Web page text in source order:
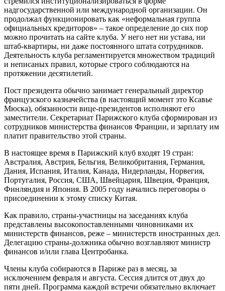
надгосударственной или международной организации. Он
продолжал функционировать как «неформальная группа
официальных кредиторов» – такое определение до сих пор
можно прочитать на сайте клуба. У него нет ни устава, ни
штаб-квартиры, ни даже постоянного штата сотрудников.
Деятельность клуба регламентируется множеством традиций
и неписаных правил, которые строго соблюдаются на
протяжении десятилетий.
Пост президента обычно занимает генеральный директор
французского казначейства (в настоящий момент это Ксавье
Мюска), обязанности вице-президентов исполняют его
заместители. Секретариат Парижского клуба сформирован из
сотрудников министерства финансов Франции, и зарплату им
платит правительство этой страны.
В настоящее время в Парижский клуб входят 19 стран:
Австралия, Австрия, Бельгия, Великобритания, Германия,
Дания, Испания, Италия, Канада, Нидерланды, Норвегия,
Португалия, Россия, США, Швейцария, Швеция, Франция,
Финляндия и Япония. В 2005 году начались переговоры о
присоединении к этому списку Китая.
Как правило, страны-участницы на заседаниях клуба
представлены высокопоставленными чиновниками их
министерств финансов, реже – министерств иностранных дел.
Делегацию страны-должника обычно возглавляют министр
финансов и/или глава Центробанка.
Члены клуба собираются в Париже раз в месяц, за
исключением февраля и августа. Сессия длится от двух до
пяти дней. Программа каждой встречи обязательно включает